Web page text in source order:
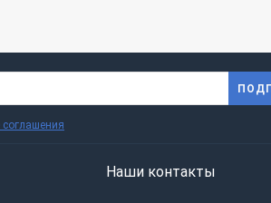
соглашения
Наши контакты